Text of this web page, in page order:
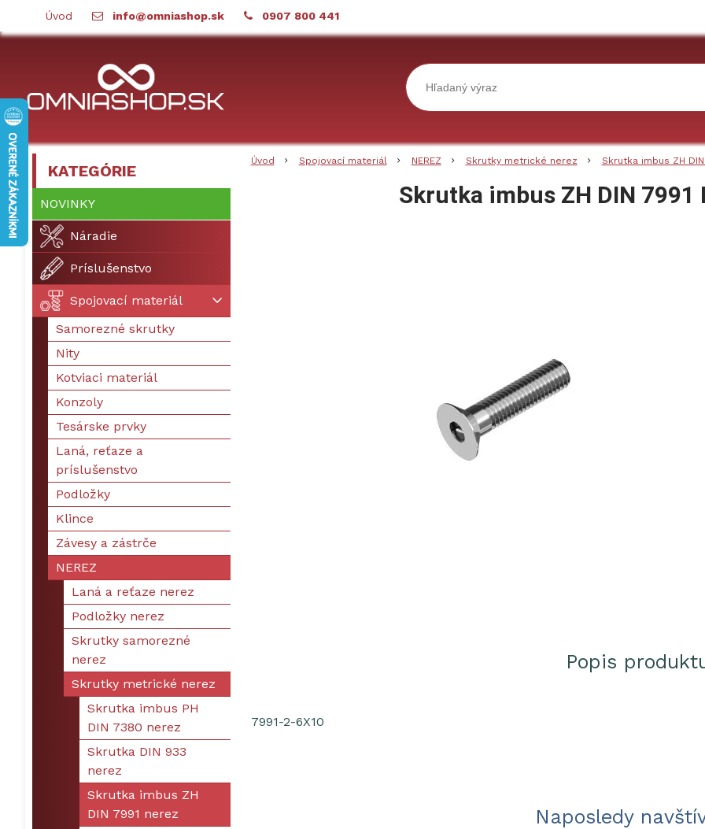
Úvod info@omniashop.sk 0907 800 441
Úvod Spojovací materiál NEREZ Skrutky metrické nerez Skrutka imbus ZH
Skrutka imbus ZH DIN 7991
Popis
7991-2-6X10
Naposledy
KATEGÓRIE
NOVINKY
Náradie
Príslušenstvo
Spojovací materiál
Samorezné skrutky
Nity
Kotviaci materiál
Konzoly
Tesárske prvky
Laná, reťaze a
príslušenstvo
Podložky
Klince
Závesy a zástrče
NEREZ
Laná a reťaze nerez
Podložky nerez
Skrutky samorezné
nerez
Skrutky metrické nerez
Skrutka imbus PH
DIN 7380 nerez
Skrutka DIN 933
nerez
Skrutka imbus ZH
DIN 7991 nerez